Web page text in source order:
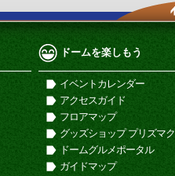
ドームを楽しもう
イベントカレンダー
アクセスガイド
フロアマップ
グッズショップ プリズマ
ドームグルメポータル
ガイドマップ